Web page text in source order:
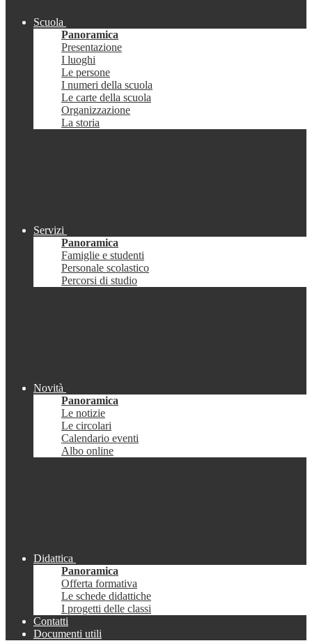
Scuola
Panoramica
Presentazione
I luoghi
Le persone
I numeri della scuola
Le carte della scuola
Organizzazione
La storia
Servizi
Panoramica
Famiglie e studenti
Personale scolastico
Percorsi di studio
Novità
Panoramica
Le notizie
Le circolari
Calendario eventi
Albo online
Didattica
Panoramica
Offerta formativa
Le schede didattiche
I progetti delle classi
Contatti
Documenti utili